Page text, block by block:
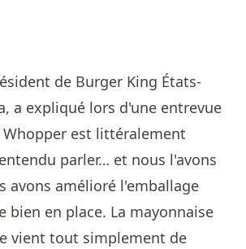
de Burger King États-
a expliqué lors d'une entrevue
Whopper est littéralement
parler… et nous l'avons
avons amélioré l'emballage
bien en place. La mayonnaise
vient tout simplement de